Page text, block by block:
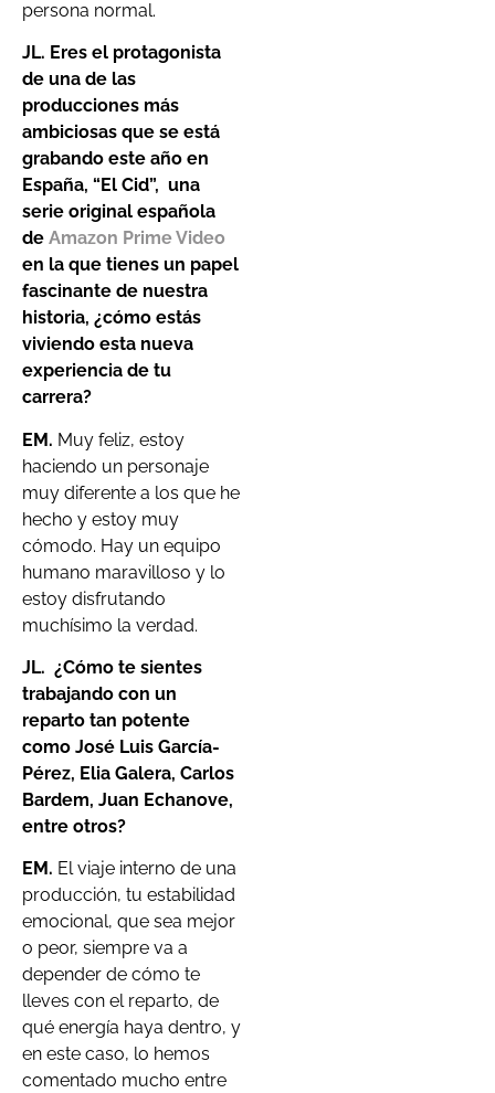
persona normal.
JL. Eres el protagonista
de una de las
producciones más
ambiciosas que se está
grabando este año en
España, “El Cid”, una
serie original española
de Amazon Prime Video
en la que tienes un papel
fascinante de nuestra
historia, ¿cómo estás
viviendo esta nueva
experiencia de tu
carrera?
EM. Muy feliz, estoy
haciendo un personaje
muy diferente a los que he
hecho y estoy muy
cómodo. Hay un equipo
humano maravilloso y lo
estoy disfrutando
muchísimo la verdad.
JL. ¿Cómo te sientes
trabajando con un
reparto tan potente
como José Luis García-
Pérez, Elia Galera, Carlos
Bardem, Juan Echanove,
entre otros?
EM. El viaje interno de una
producción, tu estabilidad
emocional, que sea mejor
o peor, siempre va a
depender de cómo te
lleves con el reparto, de
qué energía haya dentro, y
en este caso, lo hemos
comentado mucho entre